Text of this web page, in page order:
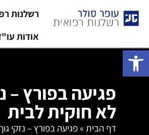
פתח סרגל נגישות
רשלנות
אודות
פגיעה בפורץ –
לא חוקית לבית
דף הבית »פגיעה בפורץ – נזקי